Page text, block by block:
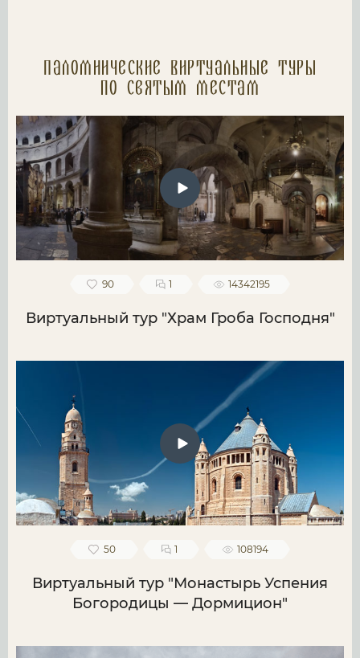
Паломнические Виртуальные туры
по святым местам
90 1 14342195
Виртуальный тур "Храм Гроба Господня"
50 1 108194
Виртуальный тур "Монастырь Успения
Богородицы — Дормицион"